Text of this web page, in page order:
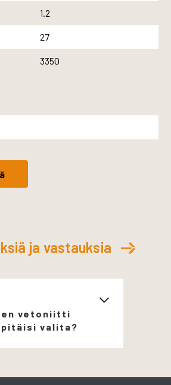
1.2
27
3350
ja vastauksia
vetoniitti
pitäisi valita?